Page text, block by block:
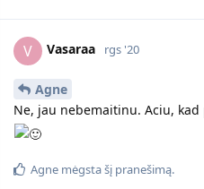
V Vasaraa rgs '20
Agne
Ne, jau nebemaitinu. Aciu,
Agne mėgsta šį pranešimą.